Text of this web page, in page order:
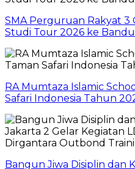
SMA Perguruan Rakyat 3
Studi Tour 2026 ke
RA Mumtaza Islamic
Safari Indonesia Tahun
Bangun Jiwa Disiplin dan